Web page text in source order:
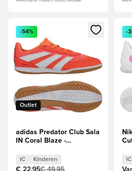
Opent een venster om in te
Outlet
-54%
adidas Predator Club Sala
IN Coral Blaze -
Kids
IC Kinderen
€ 22,95€ 49,95
-
IC